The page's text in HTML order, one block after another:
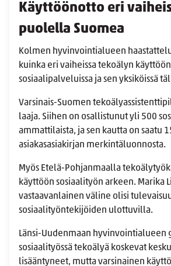
Käyttöönotto eri
puolella Suomea
Kolmen hyvinvointialueen
kuinka eri vaiheissa tekoälyn
sosiaalipalveluissa ja sen yksiköissä
Varsinais-Suomen
laaja. Siihen on osallistunut yli 500
ammattilaista, ja sen kautta on saatu
asiakasasiakirjan merkintäluonnosta.
Myös Etelä-Pohjanmaalla
käyttöön sosiaalityön arkeen. Marika
vastaavanlainen väline olisi
sosiaalityöntekijöiden ulottuvilla.
Länsi-Uudenmaan hyvinvointialueen
sosiaalityössä tekoälyä koskevat
lisääntyneet, mutta varsinainen